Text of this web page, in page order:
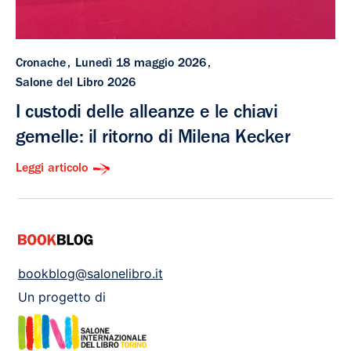
Cronache
Lunedì 18 maggio 2026
Salone del Libro 2026
I custodi delle alleanze e le chiavi
gemelle: il ritorno di Milena Kecker
Leggi articolo
bookblog@salonelibro.it
Un progetto di